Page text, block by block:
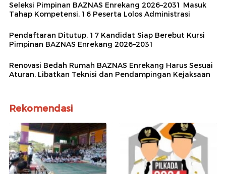
Seleksi Pimpinan BAZNAS Enrekang 2026–2031 Masuk
Tahap Kompetensi, 16 Peserta Lolos Administrasi
Pendaftaran Ditutup, 17 Kandidat Siap Berebut Kursi
Pimpinan BAZNAS Enrekang 2026–2031
Renovasi Bedah Rumah BAZNAS Enrekang Harus Sesuai
Aturan, Libatkan Teknisi dan Pendampingan Kejaksaan
Rekomendasi